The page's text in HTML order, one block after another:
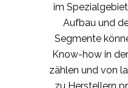
im
Aufbau und
Segmente
Know-how in
zählen und von